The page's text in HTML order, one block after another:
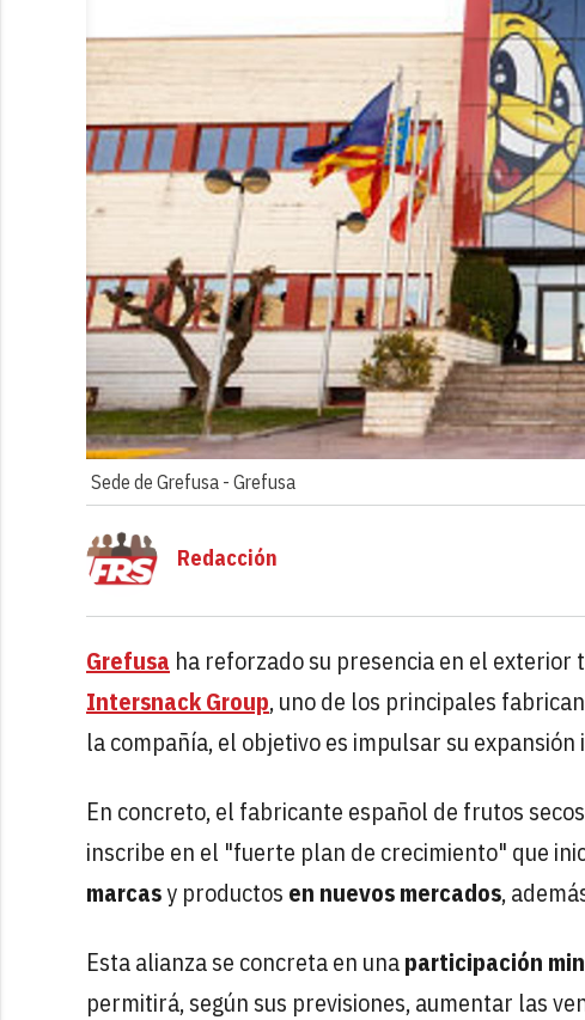
Sede de Grefusa - Grefusa
Redacción
Grefusa ha reforzado su presencia en el exterior
Intersnack Group, uno de los principales
la compañía, el objetivo es impulsar su
En concreto, el fabricante español de frutos
inscribe en el "fuerte plan de crecimiento" que
marcasy productos en nuevos mercados,
Esta alianza se concreta en unaparticipación
permitirá, según sus previsiones, aumentar las